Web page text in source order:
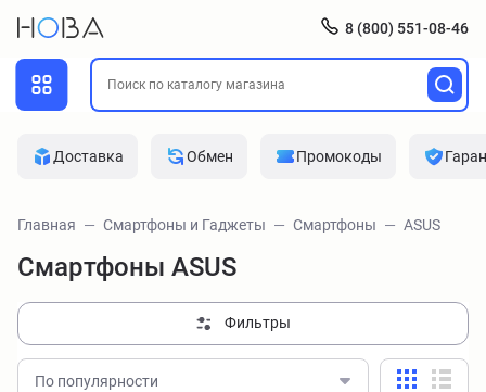
8 (800) 551-08-46
Доставка Обмен Промокоды
Главная Смартфоны и Гаджеты Смартфоны ASUS
Смартфоны ASUS
Фильтры
По популярности